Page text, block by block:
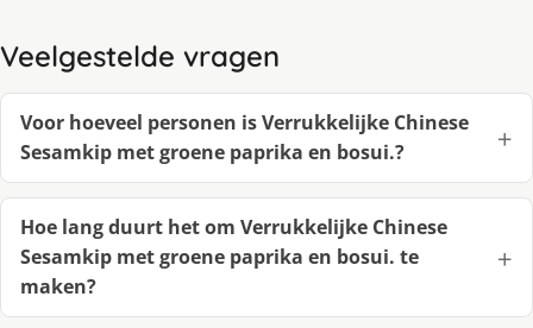
Veelgestelde vragen
Voor hoeveel personen is Verrukkelijke Chinese
Sesamkip met groene paprika en bosui.?
Hoe lang duurt het om Verrukkelijke Chinese
Sesamkip met groene paprika en bosui. te
maken?